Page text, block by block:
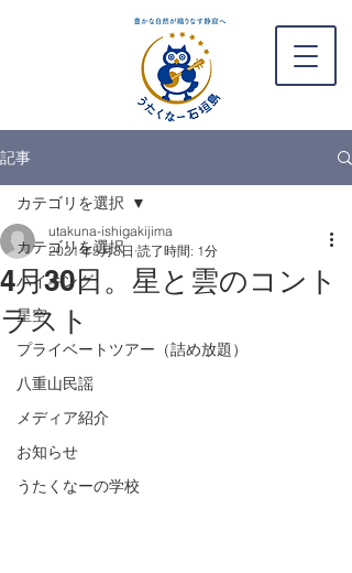
記事
カテゴリを選択
ハイキング
星空
プライベートツアー（詰め放題）
八重山民謡
メディア紹介
お知らせ
うたくなーの学校
カテゴリを選択
4月30日。星と雲のコント
ラスト
utakuna-ishigakijima
2021年5月3日 読了時間: 1分